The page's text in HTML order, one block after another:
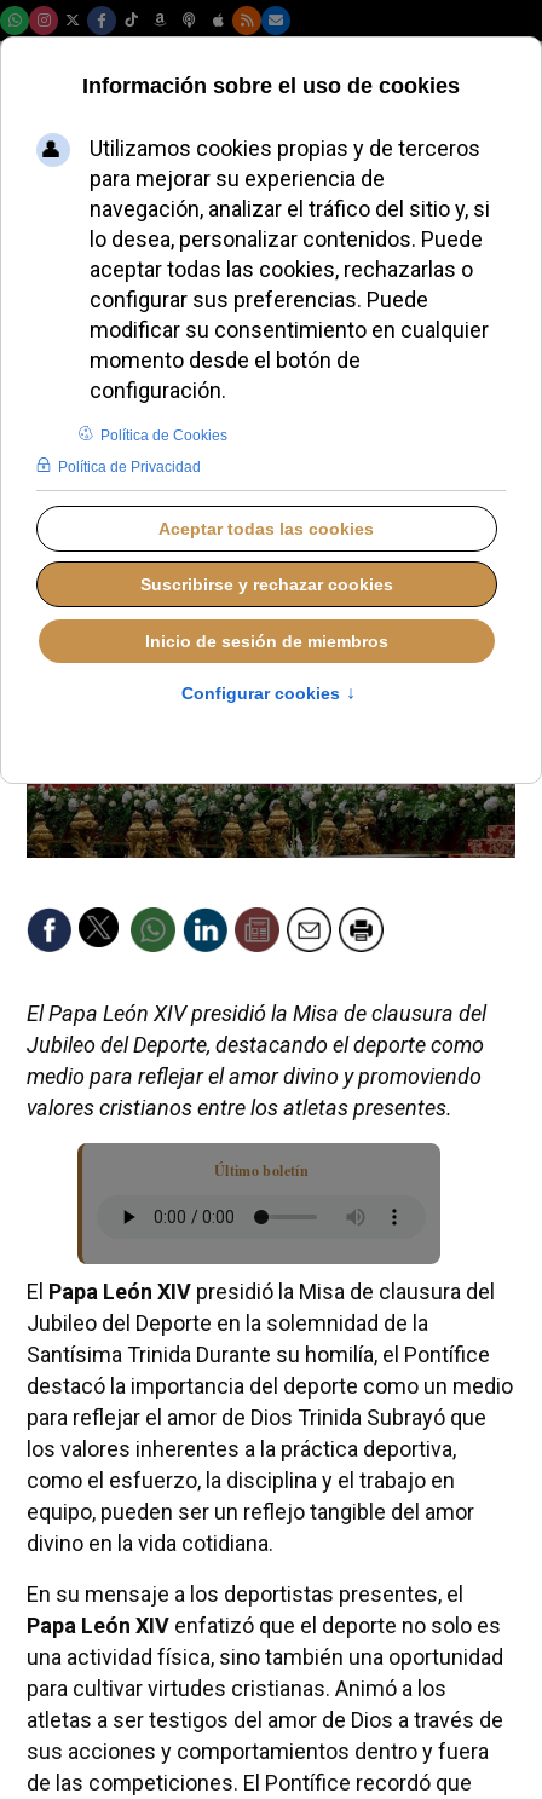
El Papa León XIV
clausura el Jubileo
del Deporte en la
Santísima Trinidad
ALMUDENA RODRIGO
PAPA LEÓN XIV
DOMINGO, 15 JUNIO 2025 12:00
El Papa León XIV presidió la Misa de clausura del
Jubileo del Deporte, destacando el deporte como
medio para reflejar el amor divino y promoviendo
valores cristianos entre los atletas presentes.
Último boletín
El Papa León XIVpresidió la Misa de clausura del
Jubileo del Deporte en la solemnidad de la
Santísima Trinida Durante su homilía, el Pontífice
destacó la importancia del deporte como un medio
para reflejar el amor de Dios Trinida Subrayó que
los valores inherentes a la práctica deportiva,
como el esfuerzo, la disciplina y el trabajo en
equipo, pueden ser un reflejo tangible del amor
divino en la vida cotidiana.
En su mensaje a los deportistas presentes, el
Papa León XIVenfatizó que el deporte no solo es
una actividad física, sino también una oportunidad
para cultivar virtudes cristianas. Animó a los
atletas a ser testigos del amor de Dios a través de
sus acciones y comportamientos dentro y fuera
de las competiciones. El Pontífice recordó que